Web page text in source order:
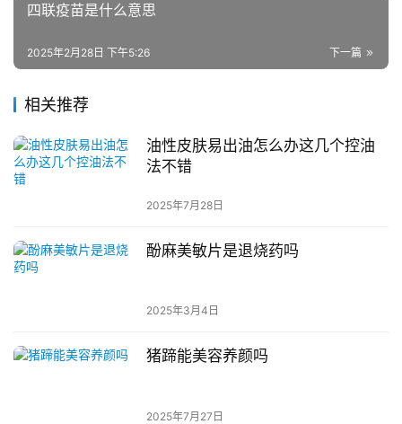
四联疫苗是什么意思
下一篇
2025年2月28日 下午5:26
相关推荐
油性皮肤易出油怎么办这几个控油
法不错
2025年7月28日
酚麻美敏片是退烧药吗
2025年3月4日
猪蹄能美容养颜吗
2025年7月27日